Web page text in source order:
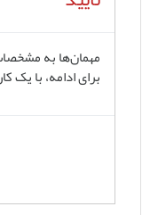
مهمان‌ها به
برای ادامه، با یک